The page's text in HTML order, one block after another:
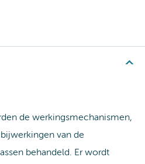
de werkingsmechanismen,
van de
behandeld. Er wordt